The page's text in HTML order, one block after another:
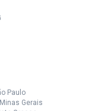
Paulo
Gerais